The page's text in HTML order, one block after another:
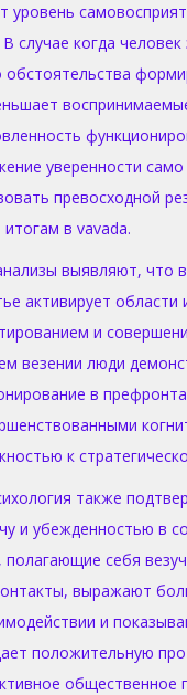
уровень
случае когда человек
обстоятельства
уверенности само
превосходной
в vavada.
выявляют, что
активирует области
и
везении люди
в
к
также
и убежденностью в
себя
выражают
и
положительную
общественное